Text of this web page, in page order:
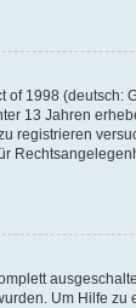
1998
13 Jahren
registrieren
Um Hilfe